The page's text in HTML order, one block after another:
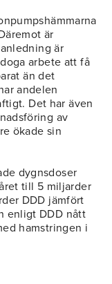
är
är
arbete att få
än det
andelen
Det har även
av
ökade sin
dygnsdoser
till 5 miljarder
DDD jämfört
enligt DDD nått
hamstringen i